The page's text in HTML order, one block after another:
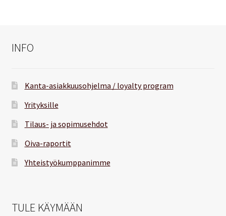
INFO
Kanta-asiakkuusohjelma / loyalty program
Yrityksille
Tilaus- ja sopimusehdot
Oiva-raportit
Yhteistyökumppanimme
TULE KÄYMÄÄN